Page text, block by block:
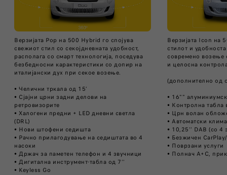
Верзијата Pop на 500 Hybrid го спојува
свежиот стил со секојдневната удобност,
располага со смарт технологија, поседува
безбедносни карактеристики со допир на
италијански дух при секое возење.
• Челични тркала од 15’
• Сјајни црни задни делови на
ретровизорите
• Халогени предни + LED дневни светла
(DRL)
• Нови штофени седишта
• Рачно прилагодување на седиштата во 4
насоки
• Држач за паметен телефон и 4 звучници
• Дигитална инструмент-табла од 7’’
• Keyless Go
Верзијата Icon на
стилот и
современо возење
и целосна
(дополнително од
• 16""
• Контролна табла
• Црн волан
• Автоматски
• 10,25’’ DAB (со 4
• Безжичен
• Поврзани услуги
• Полнач А+С,